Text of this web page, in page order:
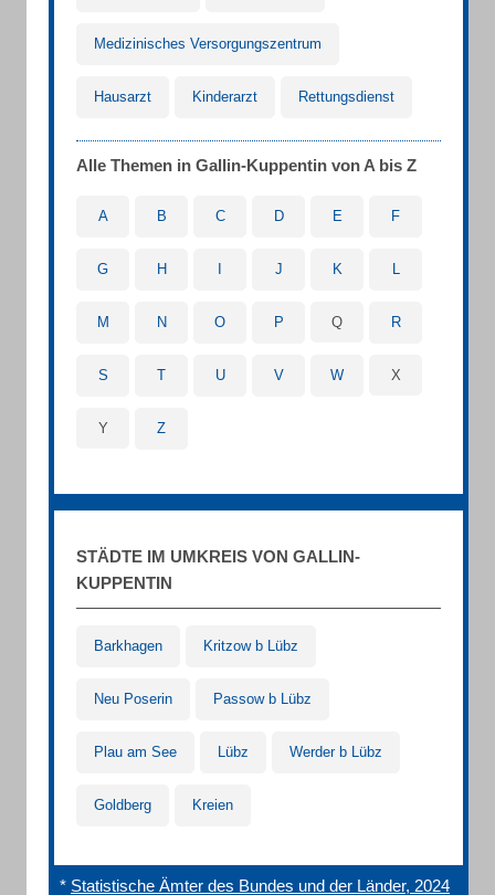
Medizinisches Versorgungszentrum
Hausarzt Kinderarzt Rettungsdienst
Alle Themen in Gallin-Kuppentin von A bis Z
A B C D E F
G H J K L
M N O P Q R
S T U V W X
Y Z
STÄDTE IM UMKREIS VON GALLIN-
KUPPENTIN
Barkhagen Kritzow b Lübz
Neu Poserin Passow b Lübz
Plau am See Lübz Werder b Lübz
Goldberg Kreien
* Statistische Ämter des Bundes und der Länder, 2024